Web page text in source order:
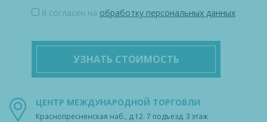
Я согласен на обработку персональных данных
УЗНАТЬ СТОИМОСТЬ
ЦЕНТР МЕЖДУНАРОДНОЙ ТОРГОВЛИ
Краснопресненская наб., д.12. 7 подъезд. 3 этаж